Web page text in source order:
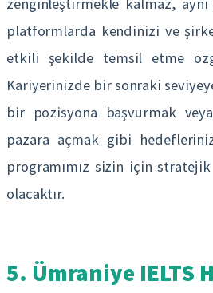
zenginleştirmekle kalmaz, aynı
platformlarda kendinizi ve
etkili şekilde temsil etme
Kariyerinizde bir sonraki
bir pozisyona başvurmak
pazara açmak gibi
programımız sizin için
olacaktır.
5. Ümraniye IELTS